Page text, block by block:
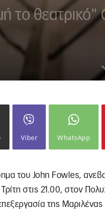
το θεατρικό"
Viber WhatsApp
του John Fowles,
στις 21.00, στον
της Μαριλένας